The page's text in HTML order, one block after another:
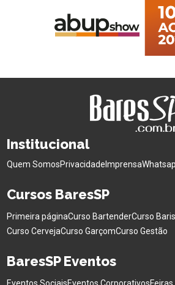
Institucional
Quem SomosPrivacidade Imprensa
Cursos BaresSP
Primeira páginaCurso BartenderCurso
Curso CervejaCurso GarçomCurso Gestão
BaresSP Eventos